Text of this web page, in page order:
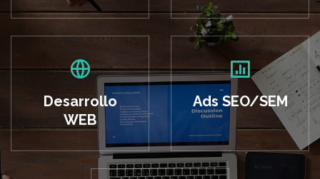
Desarrollo
WEB
Ads SEO/SEM